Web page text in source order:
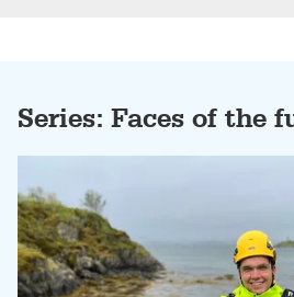
Series: Faces of the